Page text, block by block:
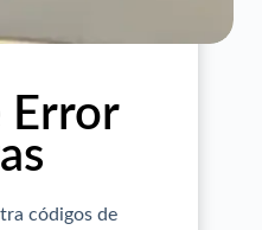
Error
códigos de